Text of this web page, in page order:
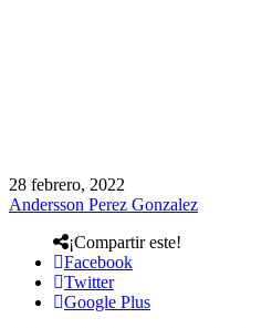
28 febrero, 2022
Andersson Perez Gonzalez
¡Compartir este!
Facebook
Twitter
Google Plus